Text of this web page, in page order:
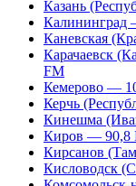
Казань
Калининград
Каневская
Карачаевск
FM
Кемерово —
Керчь
Кинешма
Киров — 90,8
Кирсанов
Кисловодск